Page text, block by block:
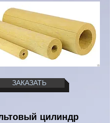
ЗАКАЗАТЬ
цилиндр